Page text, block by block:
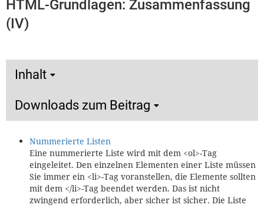
HTML-Grundlagen: Zusammenfassung
(IV)
Inhalt
Downloads zum Beitrag
Nummerierte Listen
Eine nummerierte Liste wird mit dem <ol>-Tag
eingeleitet. Den einzelnen Elementen einer Liste müssen
Sie immer ein <li>-Tag voranstellen, die Elemente sollten
mit dem </li>-Tag beendet werden. Das ist nicht
zwingend erforderlich, aber sicher ist sicher. Die Liste